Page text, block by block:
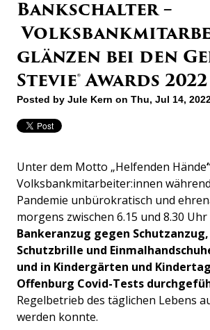
Bankschalter –
glänzen bei den
Stevie® Awards 2022
Posted by Jule Kern on Thu, Jul 14,
Unter dem Motto „Helfenden Hände
Volksbankmitarbeiter:innen
Pandemie unbürokratisch und
morgens zwischen 6.15 und 8.30
Bankeranzug gegen
Schutzbrille und
und in Kindergärten und
Offenburg Covid-Tests
Regelbetrieb des täglichen Lebens
werden konnte.